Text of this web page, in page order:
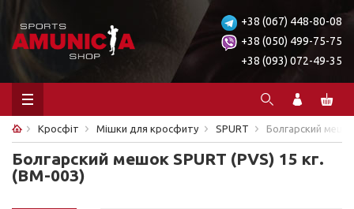
+38 (067) 448-80-08
+38 (050) 499-75-75
+38 (093) 072-49-35
Кросфіт Мішки для кросфиту SPURT Болгарский
Болгарский мешок SPURT (PVS) 15 кг.
(BM-003)